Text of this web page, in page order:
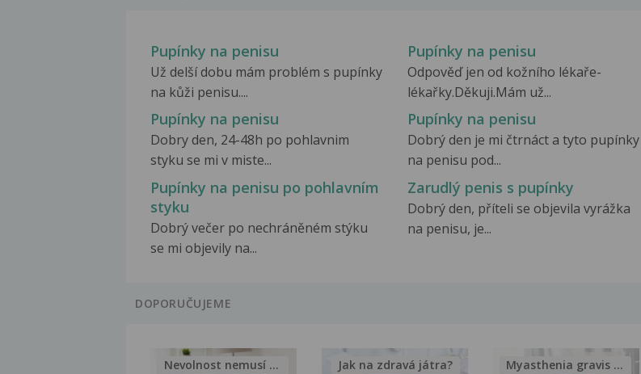
Pupínky na penisu
Už delší dobu mám problém s pupínky
na kůži penisu....
Pupínky na penisu
Odpověď jen od kožního lékaře-
lékařky.Děkuji.Mám už...
Pupínky na penisu
Dobry den, 24-48h po pohlavnim
styku se mi v miste...
Pupínky na penisu
Dobrý den je mi čtrnáct a tyto pupínky
na penisu pod...
Pupínky na penisu po pohlavním
styku
Dobrý večer po nechráněném stýku
se mi objevily na...
Zarudlý penis s pupínky
Dobrý den, příteli se objevila vyrážka
na penisu, je...
DOPORUČUJEME
Nevolnost nemusí být nutnou... Jak na zdravá játra? Myasthenia gravis – vše, co...